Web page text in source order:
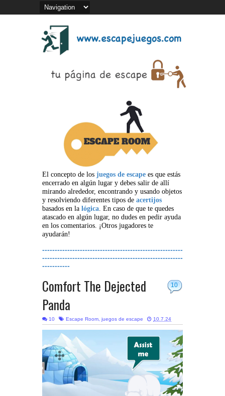
El concepto de los juegos de escape es que estás
encerrado en algún lugar y debes salir de allí
mirando alrededor, encontrando y usando objetos
y resolviendo diferentes tipos de acertijos
basados en la lógica. En caso de que te quedes
atascado en algún lugar, no dudes en pedir ayuda
en los comentarios. ¡Otros jugadores te
ayudarán!
--------------------------------------------------------
--------------------------------------------------------
-----------
10
Comfort The Dejected
Panda
10 Escape Room, juegos de escape 10.7.24